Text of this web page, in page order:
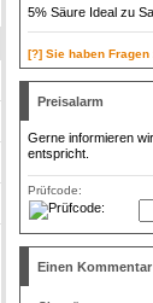
5% Säure Ideal zu
[?] Sie haben
Preisalarm
Gerne informieren
entspricht.
Prüfcode:
Einen